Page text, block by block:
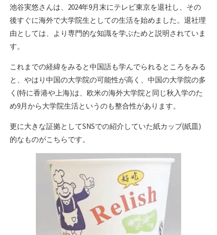
池谷実悠さんは、2024年9月末にテレビ東京を退社し、その
後すぐに海外で大学院生としての生活を始めました。退社理
由としては、より専門的な知識を学ぶためと説明されていま
す。
これまでの経緯をみると中国語も学んでられるところをみる
と、やはり中国の大学院の可能性が高く、中国の大学院の多
く(特に香港や上海)は、欧米の海外大学院と同じ秋入学のた
め9月から大学院生活というのも整合性があります。
更に大きな証拠としてSNSでの紹介していた紙カップ(紙皿)
的なものがこちらです。